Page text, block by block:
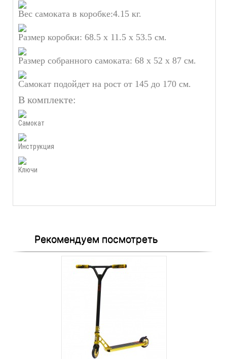
Вес самоката в коробке:4.15 кг.
Размер коробки: 68.5 х 11.5 х 53.5 см.
Размер собранного самоката: 68 х 52 х 87 см.
Cамокат подойдет на рост от 145 до 170 см.
В комплекте:
Самокат
Инструкция
Ключи
Рекомендуем посмотреть